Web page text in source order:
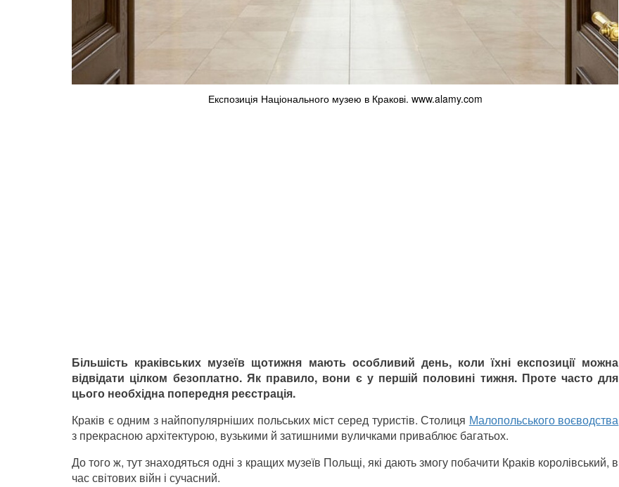
Експозиція Національного музею в Кракові. www.alamy.com
Більшість краківських музеїв щотижня мають особливий день, коли їхні експозиції можна
відвідати цілком безоплатно. Як правило, вони є у першій половині тижня. Проте часто для
цього необхідна попередня реєстрація.
Краків є одним з найпопулярніших польських міст серед туристів. Столиця Малопольського воєводства
з прекрасною архітектурою, вузькими й затишними вуличками приваблює багатьох.
До того ж, тут знаходяться одні з кращих музеїв Польщі, які дають змогу побачити Краків королівський, в
час світових війн і сучасний.